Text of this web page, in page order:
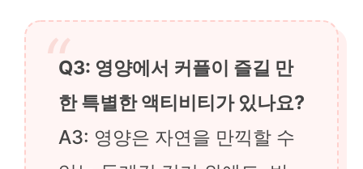
Q3: 영양에서 커플이 즐길 만
한 특별한 액티비티가 있나요?
A3: 영양은 자연을 만끽할 수